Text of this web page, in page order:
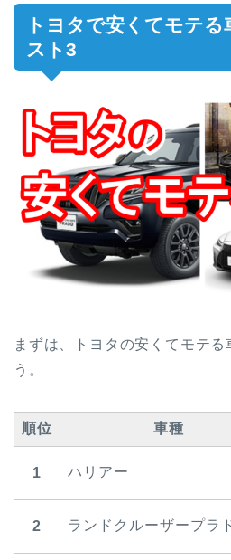
トヨタで安くてモテ
スト3
まずは、トヨタの安くてモテる
う。
順位 車種
1 ハリアー
2 ランドクルーザープラ